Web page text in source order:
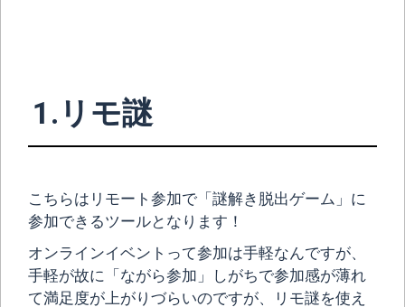
1.リモ謎
こちらはリモート参加で「謎解き脱出ゲーム」に
参加できるツールとなります！
オンラインイベントって参加は手軽なんですが、
手軽が故に「ながら参加」しがちで参加感が薄れ
て満足度が上がりづらいのですが、リモ謎を使え